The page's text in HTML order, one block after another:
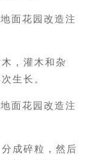
，灌木和杂
生长。
成碎粒，然后